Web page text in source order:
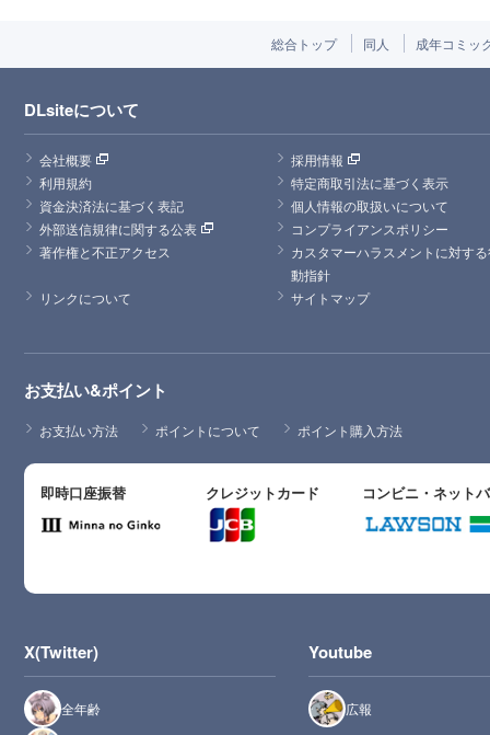
総合トップ 同人 成年コミッ
DLsiteについて
会社概要
採用情報
利用規約
特定商取引法に基づく表示
資金決済法に基づく表記
個人情報の取扱いについて
外部送信規律に関する公表
コンプライアンスポリシー
著作権と不正アクセス
カスタマーハラスメントに対す
動指針
リンクについて
サイトマップ
お支払い&ポイント
お支払い方法 ポイントについて ポイント購入方法
即時口座振替 クレジットカード コンビニ・ネット
X(Twitter)
全年齢
Youtube
広報